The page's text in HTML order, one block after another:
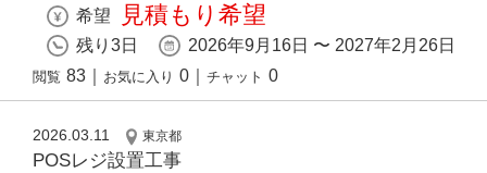
希望 見積もり希望
残り3日 2026年9月16日 〜 2027年2月26日
閲覧 83 お気に入り 0 チャット 0
2026.03.11 東京都
POSレジ設置工事